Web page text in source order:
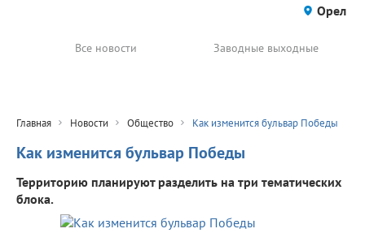
Орел
Все новости Заводные выходные
Главная Новости Общество Как изменится бульвар Победы
Как изменится бульвар Победы
Территорию планируют разделить на три тематических
блока.